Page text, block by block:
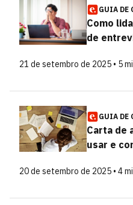
GUIA DE
Como
de
21 de setembro de 2025 • 5
GUIA DE
Carta de
usar e
20 de setembro de 2025 • 4